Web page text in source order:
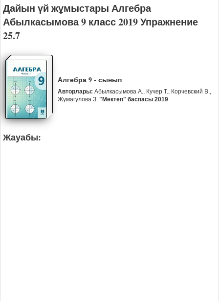
Дайын үй жұмыстары Алгебра
Абылкасымова 9 класс 2019 Упражнение
25.7
Алгебра 9 - сынып
Авторлары: Абылкасымова А., Кучер Т., Корчевский В.,
Жумагулова З. "Мектеп" баспасы 2019
Жауабы: